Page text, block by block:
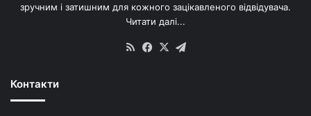
е
й
зручним і затишним для кожного зацікавленого відвідувача.
Читати далі...
RSS Facebook
X
Контакти